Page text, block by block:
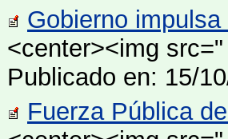
Gobierno
<center><img
Publicado en: 15/
Fuerza Pública